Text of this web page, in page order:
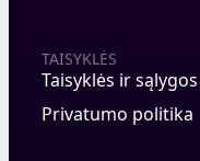
TAISYKLĖS
Taisyklės ir sąlygos
Privatumo politika